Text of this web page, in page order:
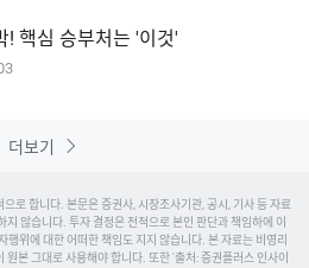
! 핵심 승부처는 '이것'
더보기
로 합니다. 본문은 증권사, 시장조사기관, 공시, 기사 등 자료
지 않습니다. 투자 결정은 전적으로 본인 판단과 책임하에 이
행위에 대한 어떠한 책임도 지지 않습니다. 본 자료는 비영리
원본 그대로 사용해야 합니다. 또한 '출처: 증권플러스 인사이